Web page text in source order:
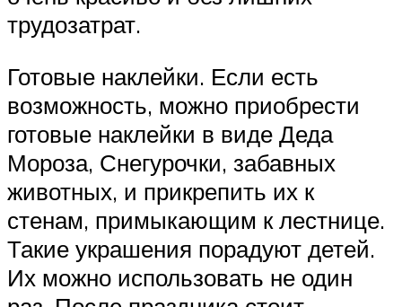
трудозатрат.
Готовые наклейки. Если есть
возможность, можно приобрести
готовые наклейки в виде Деда
Мороза, Снегурочки, забавных
животных, и прикрепить их к
стенам, примыкающим к лестнице.
Такие украшения порадуют детей.
Их можно использовать не один